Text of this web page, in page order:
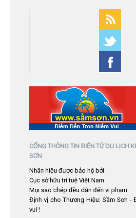
CỔNG THÔNG TIN ĐIỆN TỬ DU LỊCH
SƠN
Nhãn hiệu được bảo hộ bởi
Cục sở hữu trí tuệ Việt Nam
Mọi sao chép đều dẫn đến vi phạm
Định vị cho Thương Hiệu: Sầm Sơn -
vui !